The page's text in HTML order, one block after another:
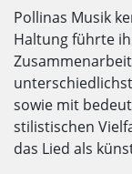
Pollinas Musik
Haltung führte
sowie mit
stilistischen
das Lied als